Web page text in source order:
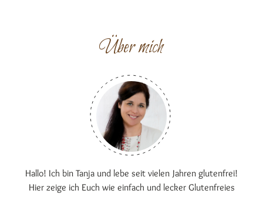
Über mich
Hallo! Ich bin Tanja und lebe seit vielen Jahren glutenfrei!
Hier zeige ich Euch wie einfach und lecker Glutenfreies